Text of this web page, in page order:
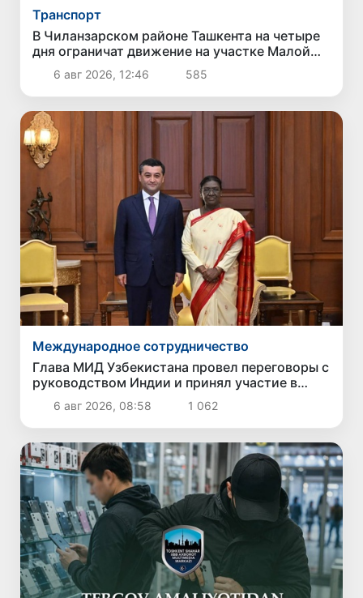
Транспорт
В Чиланзарском районе Ташкента на четыре
дня ограничат движение на участке Малой
кольцевой дороги
6 авг 2026, 12:46 585
Международное сотрудничество
Глава МИД Узбекистана провел переговоры с
руководством Индии и принял участие в
Узбекско-индийском бизнес-форуме
6 авг 2026, 08:58 1 062